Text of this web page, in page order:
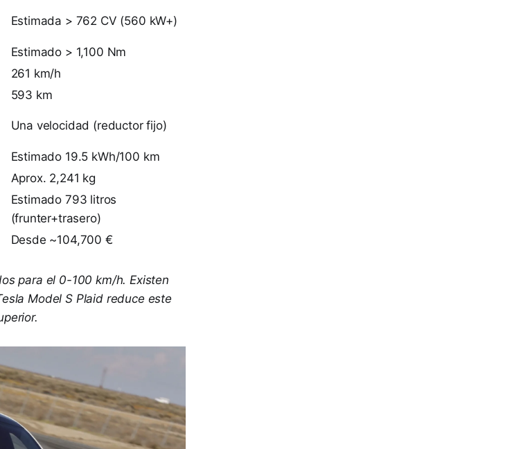
Estimada > 762 CV (560 kW+)
Estimado > 1,100 Nm
261 km/h
593 km
Una velocidad (reductor fijo)
Estimado 19.5 kWh/100 km
Aprox. 2,241 kg
Estimado 793 litros
(frunter+trasero)
Desde ~104,700 €
para el 0-100 km/h. Existen
Model S Plaid reduce este